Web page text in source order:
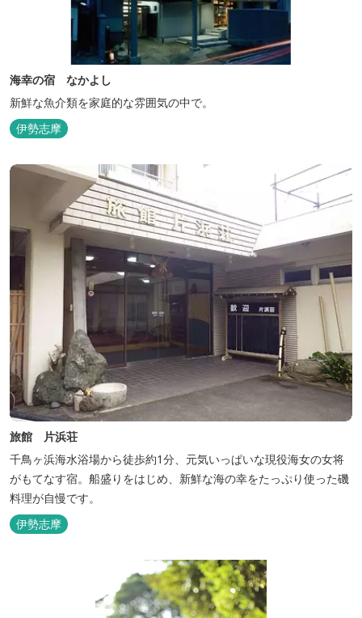
海幸の宿 なかよし
新鮮な魚介類を家庭的な雰囲気の中で。
伊勢志摩
旅館 片浜荘
千鳥ヶ浜海水浴場から徒歩約1分、元気いっぱいな現役海女の女将
がもてなす宿。船盛りをはじめ、新鮮な海の幸をたっぷり使った磯
料理が自慢です。
伊勢志摩